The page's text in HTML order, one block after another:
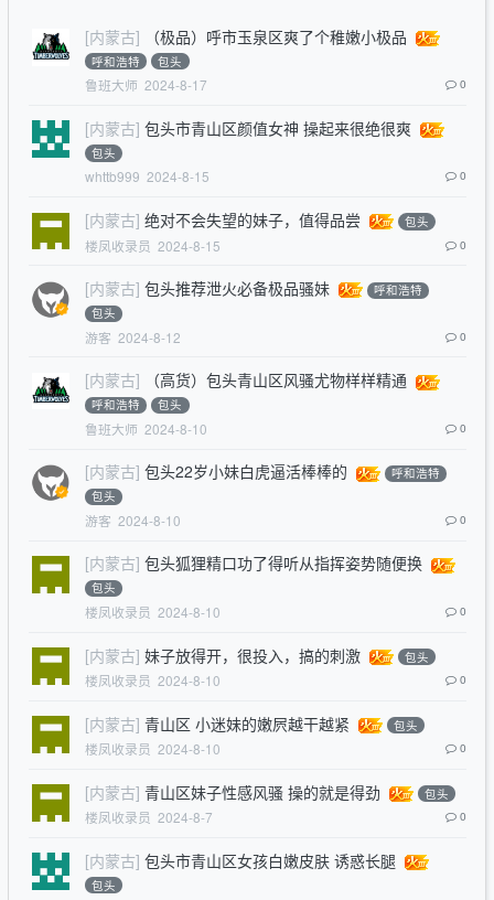
[内蒙古] （极品）呼市玉泉区爽了个稚嫩小极品
呼和浩特 包头
鲁班大师 2024-8-17 0
[内蒙古] 包头市青山区颜值女神 操起来很绝很爽
包头
whttb999 2024-8-15 0
[内蒙古] 绝对不会失望的妹子，值得品尝 包头
楼凤收录员 2024-8-15 0
[内蒙古] 包头推荐泄火必备极品骚妹
呼和浩特
包头
游客 2024-8-12 0
[内蒙古] （高货）包头青山区风骚尤物样样精通
呼和浩特 包头
鲁班大师 2024-8-10 0
[内蒙古] 包头22岁小妹白虎逼活棒棒的
呼和浩特
包头
游客 2024-8-10 0
[内蒙古] 包头狐狸精口功了得听从指挥姿势随便换
包头
楼凤收录员 2024-8-10 0
[内蒙古] 妹子放得开，很投入，搞的刺激 包头
楼凤收录员 2024-8-10 0
[内蒙古] 青山区 小迷妹的嫩屄越干越紧 包头
楼凤收录员 2024-8-10 0
[内蒙古] 青山区妹子性感风骚 操的就是得劲 包头
楼凤收录员 2024-8-7 0
[内蒙古] 包头市青山区女孩白嫩皮肤 诱惑长腿
包头